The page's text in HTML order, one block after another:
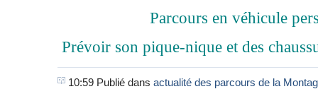
Parcours en véhicule
Prévoir son pique-nique et des
10:59 Publié dans actualité des parcours de la